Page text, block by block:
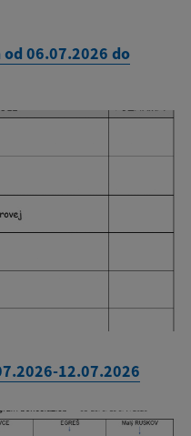
06.07.2026 do
12.07.2026